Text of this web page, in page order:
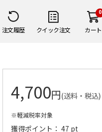
注文履歴 クイック注文
0
カート
4,700円(送料・税込)
※軽減税率対象
獲得ポイント： 47 pt